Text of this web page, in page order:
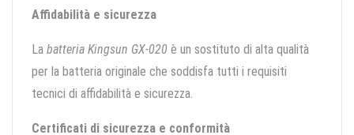
Affidabilità e sicurezza
La batteria Kingsun GX-020 è un sostituto di alta qualità
per la batteria originale che soddisfa tutti i requisiti
tecnici di affidabilità e sicurezza.
Certificati di sicurezza e conformità